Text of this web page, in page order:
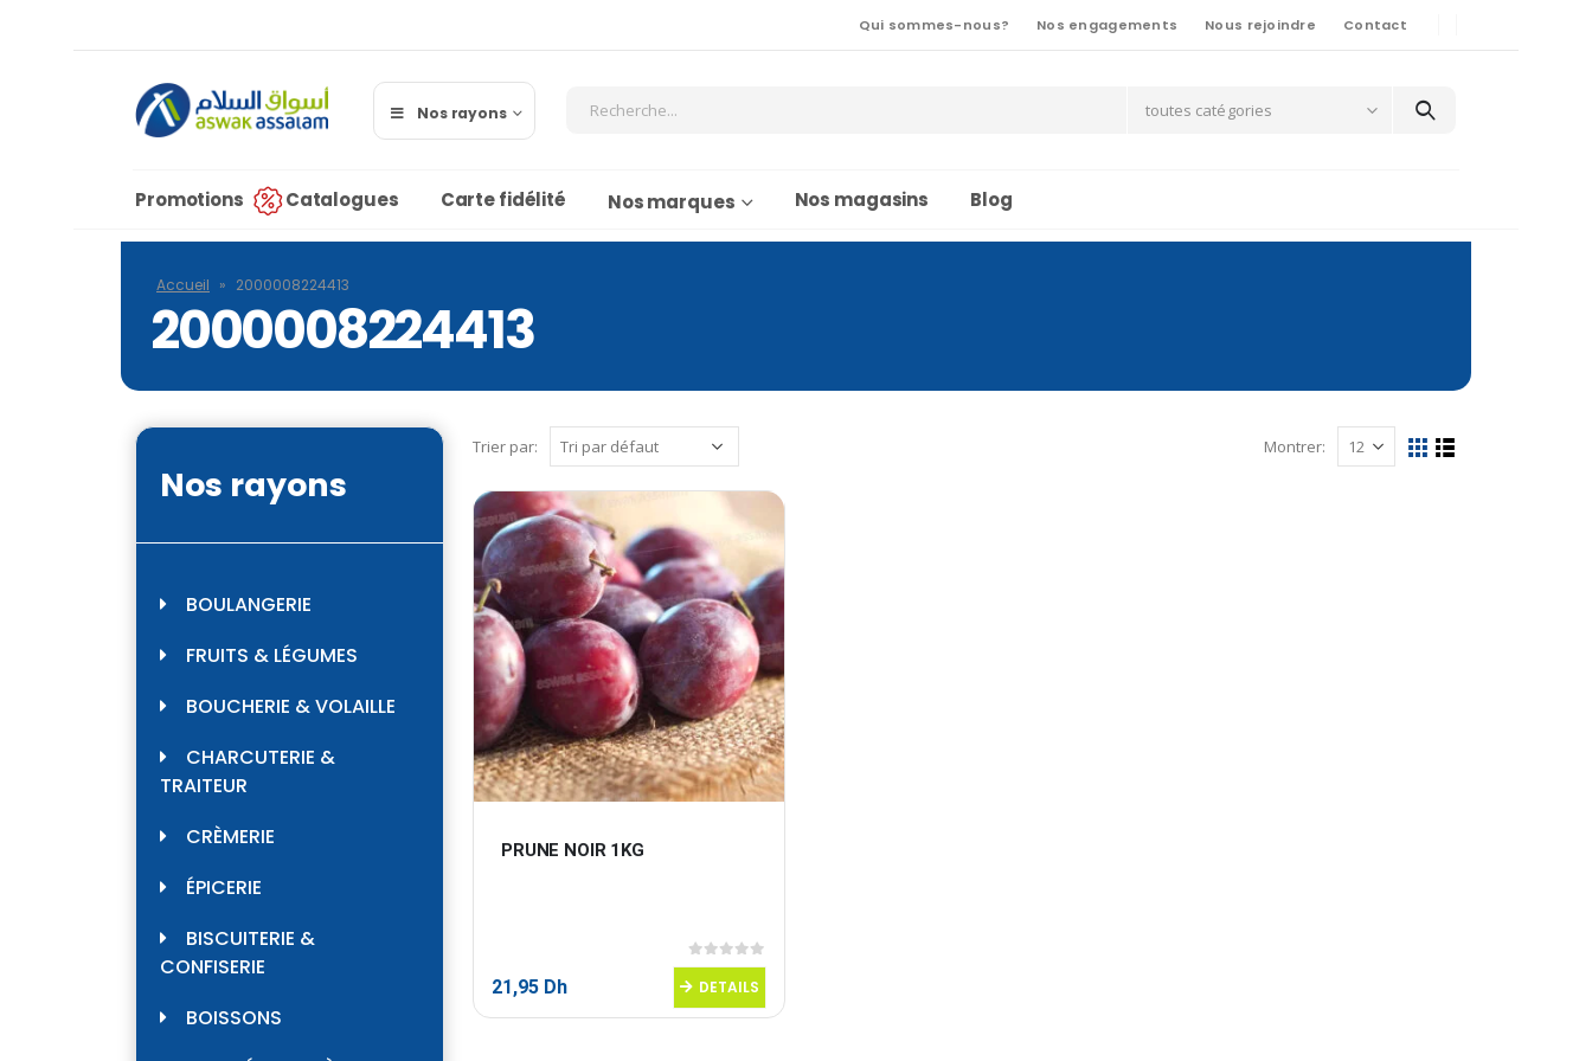
Qui sommes-nous? Nos engagements Nous rejoindre Contact
Nos rayons toutes catégories
Promotions Catalogues Carte fidélité Nos marques Nos magasins Blog
Accueil » 2000008224413
2000008224413
Trier par: Montrer:
PRUNE NOIR 1KG
0sur 5
21,95 Dh DETAILS
Nos rayons
BOULANGERIE
FRUITS & LÉGUMES
BOUCHERIE & VOLAILLE
CHARCUTERIE &
TRAITEUR
CRÈMERIE
ÉPICERIE
BISCUITERIE &
CONFISERIE
BOISSONS